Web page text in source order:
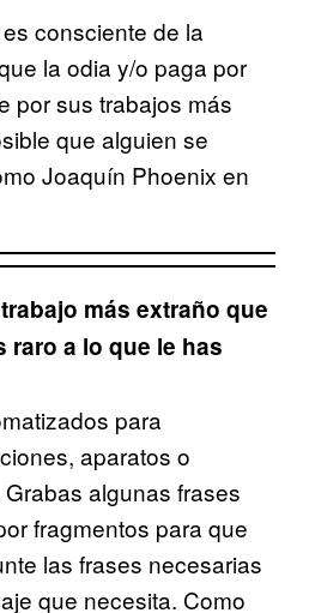
consciente de la
la odia y/o paga por
por sus trabajos más
que alguien se
Joaquín Phoenix en
más extraño que
raro a lo que le has
para
aparatos o
algunas frases
fragmentos para que
las frases necesarias
que necesita. Como